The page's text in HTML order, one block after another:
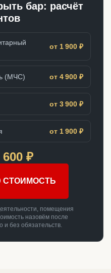
бар: расчёт
от 1 900 ₽
(МЧС) от 4 900 ₽
от 3 900 ₽
от 1 900 ₽
600 ₽
СТОИМОСТЬ
помещения
назовём после
и без обязательств.